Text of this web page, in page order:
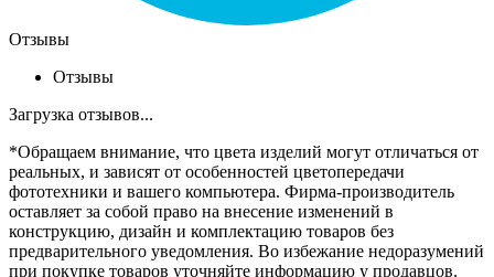
Отзывы
Отзывы
Загрузка отзывов...
*Обращаем внимание, что цвета изделий могут отличаться от
реальных, и зависят от особенностей цветопередачи
фототехники и вашего компьютера. Фирма-производитель
оставляет за собой право на внесение изменений в
конструкцию, дизайн и комплектацию товаров без
предварительного уведомления. Во избежание недоразумений
при покупке товаров уточняйте информацию у продавцов.